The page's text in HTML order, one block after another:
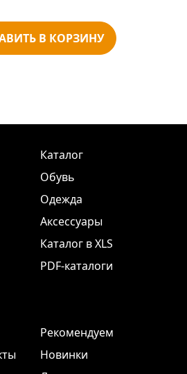
В КОРЗИНУ
Каталог
Обувь
Одежда
Аксессуары
Каталог в XLS
PDF-каталоги
Рекомендуем
Новинки